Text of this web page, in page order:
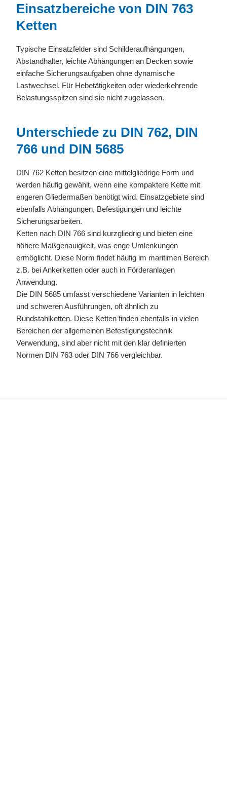
Einsatzbereiche von DIN 763
Ketten
Typische Einsatzfelder sind Schilderaufhängungen,
Abstandhalter, leichte Abhängungen an Decken sowie
einfache Sicherungsaufgaben ohne dynamische
Lastwechsel. Für Hebetätigkeiten oder wiederkehrende
Belastungsspitzen sind sie nicht zugelassen.
Unterschiede zu DIN 762, DIN
766 und DIN 5685
DIN 762 Ketten besitzen eine mittelgliedrige Form und
werden häufig gewählt, wenn eine kompaktere Kette mit
engeren Gliedermaßen benötigt wird. Einsatzgebiete sind
ebenfalls Abhängungen, Befestigungen und leichte
Sicherungsarbeiten.
Ketten nach DIN 766 sind kurzgliedrig und bieten eine
höhere Maßgenauigkeit, was enge Umlenkungen
ermöglicht. Diese Norm findet häufig im maritimen Bereich
z.B. bei Ankerketten oder auch in Förderanlagen
Anwendung.
Die DIN 5685 umfasst verschiedene Varianten in leichten
und schweren Ausführungen, oft ähnlich zu
Rundstahlketten. Diese Ketten finden ebenfalls in vielen
Bereichen der allgemeinen Befestigungstechnik
Verwendung, sind aber nicht mit den klar definierten
Normen DIN 763 oder DIN 766 vergleichbar.